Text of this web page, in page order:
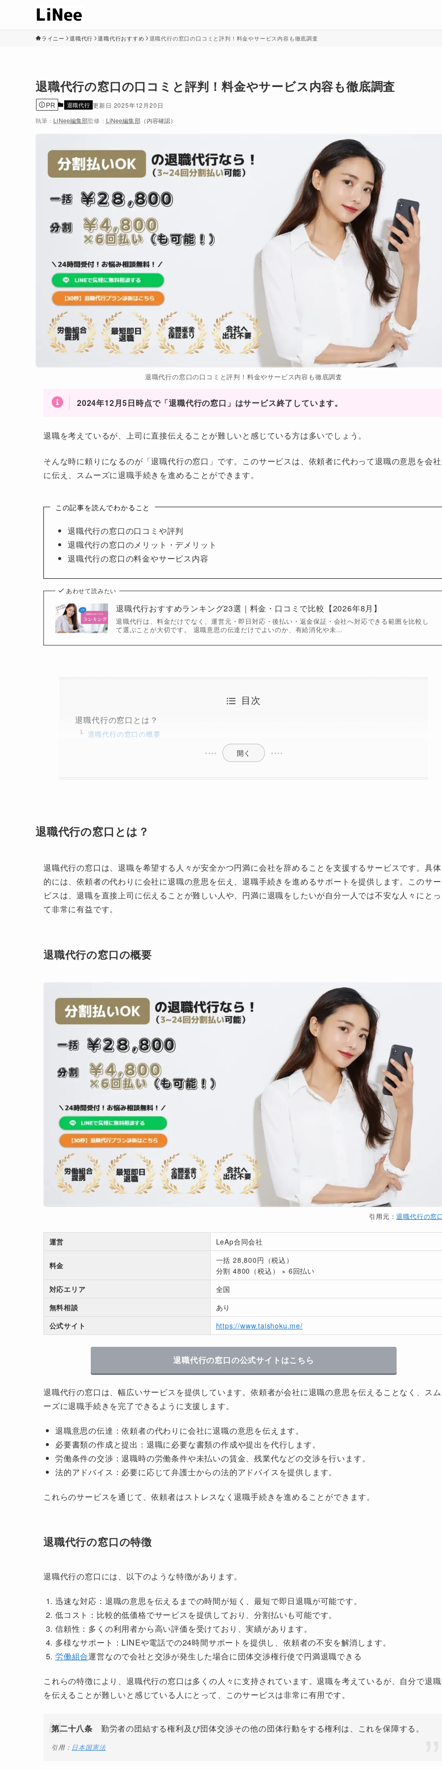
ライニー 退職代行 退職代行おすすめ 退職代行の窓口の口コミと評判！料金やサービス内容も徹底調査
退職代行の窓口の口コミと評判！料金やサービス内容も徹底調査
PR 退職代行
2025年12月20日
執筆： LiNee編集部監修： LiNee編集部（内容確認）
退職代行の窓口の口コミと評判！料金やサービス内容も徹底調査
2024年12月5日時点で「退職代行の窓口」はサービス終了しています。
退職を考えているが、上司に直接伝えることが難しいと感じている方は多いでしょう。
そんな時に頼りになるのが「退職代行の窓口」です。このサービスは、依頼者に代わって退職の意思を会社
に伝え、スムーズに退職手続きを進めることができます。
この記事を読んでわかること
退職代行の窓口の口コミや評判
退職代行の窓口のメリット・デメリット
退職代行の窓口の料金やサービス内容
あわせて読みたい
退職代行おすすめランキング23選｜料金・口コミで比較【2026年8月】
退職代行は、料金だけでなく、運営元・即日対応・後払い・返金保証・会社へ対応できる範囲を比較し
て選ぶことが大切です。 退職意思の伝達だけでよいのか、有給消化や未…
目次
退職代行の窓口とは？
退職代行の窓口の概要
開く
退職代行の窓口とは？
退職代行の窓口は、退職を希望する人々が安全かつ円満に会社を辞めることを支援するサービスです。具体
的には、依頼者の代わりに会社に退職の意思を伝え、退職手続きを進めるサポートを提供します。このサー
ビスは、退職を直接上司に伝えることが難しい人や、円満に退職をしたいが自分一人では不安な人々にとっ
て非常に有益です。
退職代行の窓口の概要
引用元：退職代行の窓
運営 LeAp合同会社
料金
一括 28,800円（税込）
分割 4800（税込） × 6回払い
対応エリア
全国
無料相談
あり
公式サイト
https://www.taishoku.me/
退職代行の窓口の公式サイトはこちら
退職代行の窓口は、幅広いサービスを提供しています。依頼者が会社に退職の意思を伝えることなく、スム
ーズに退職手続きを完了できるように支援します。
退職意思の伝達：依頼者の代わりに会社に退職の意思を伝えます。
必要書類の作成と提出：退職に必要な書類の作成や提出を代行します。
労働条件の交渉：退職時の労働条件や未払いの賃金、残業代などの交渉を行います。
法的アドバイス：必要に応じて弁護士からの法的アドバイスを提供します。
これらのサービスを通じて、依頼者はストレスなく退職手続きを進めることができます。
退職代行の窓口の特徴
退職代行の窓口には、以下のような特徴があります。
迅速な対応：退職の意思を伝えるまでの時間が短く、最短で即日退職が可能です。
低コスト：比較的低価格でサービスを提供しており、分割払いも可能です。
信頼性：多くの利用者から高い評価を受けており、実績があります。
多様なサポート：LINEや電話での24時間サポートを提供し、依頼者の不安を解消します。
労働組合運営なので会社と交渉が発生した場合に団体交渉権行使で円満退職できる
これらの特徴により、退職代行の窓口は多くの人々に支持されています。退職を考えているが、自分で退職
を伝えることが難しいと感じている人にとって、このサービスは非常に有用です。
第二十八条 勤労者の団結する権利及び団体交渉その他の団体行動をする権利は、これを保障する。
引用： 日本国憲法